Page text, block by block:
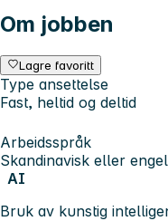
Om jobben
Lagre favoritt
Type ansettelse
Fast, heltid og deltid
Arbeidsspråk
Skandinavisk eller
AI
Bruk av kunstig